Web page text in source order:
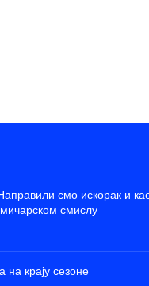
смо искорак и
смислу
на крају сезоне